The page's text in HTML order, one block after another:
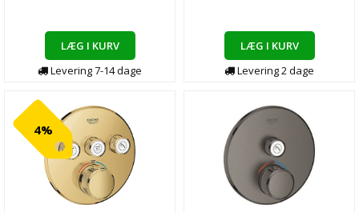
LÆG I KURV
Levering7-14dage
LÆG I KURV
Levering2dage
4%